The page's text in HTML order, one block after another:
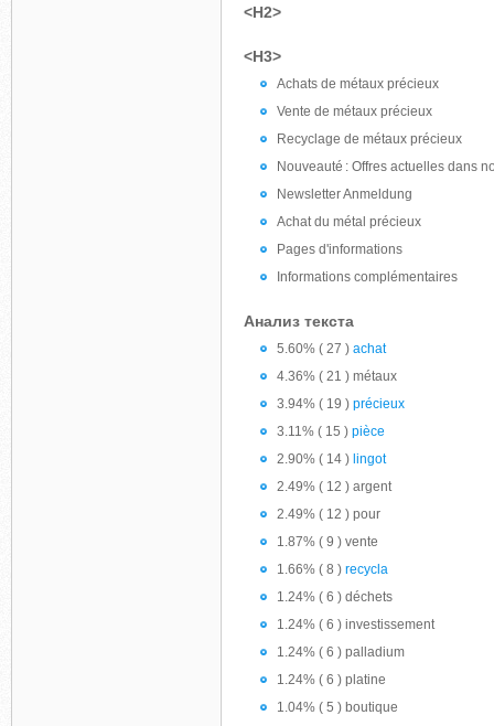
<H2>
<H3>
Achats de métaux précieux
Vente de métaux précieux
Recyclage de métaux précieux
Nouveauté : Offres actuelles dans
Newsletter Anmeldung
Achat du métal précieux
Pages d'informations
Informations complémentaires
Анализ текста
5.60% ( 27 ) achat
4.36% ( 21 ) métaux
3.94% ( 19 ) précieux
3.11% ( 15 ) pièce
2.90% ( 14 ) lingot
2.49% ( 12 ) argent
2.49% ( 12 ) pour
1.87% ( 9 ) vente
1.66% ( 8 ) recycla
1.24% ( 6 ) déchets
1.24% ( 6 ) investissement
1.24% ( 6 ) palladium
1.24% ( 6 ) platine
1.04% ( 5 ) boutique